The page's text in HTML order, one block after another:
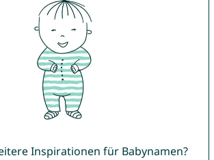
Inspirationen für Babynamen?